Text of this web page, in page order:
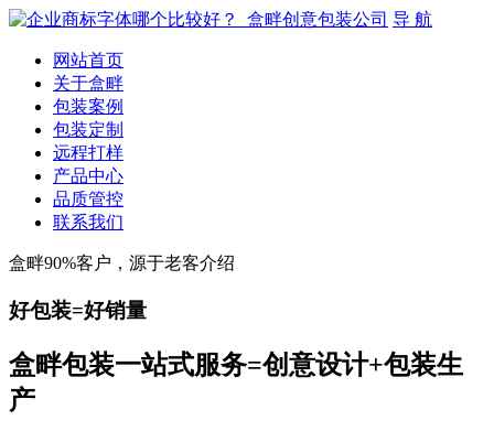
导 航
网站首页
关于盒畔
包装案例
包装定制
远程打样
产品中心
品质管控
联系我们
盒畔90%客户，源于老客介绍
好包装=好销量
盒畔包装一站式服务=创意设计+包装生
产